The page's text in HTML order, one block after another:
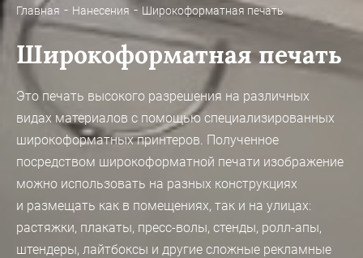
Главная Нанесения Широкоформатная печать
Широкоформатная печать
Это печать высокого разрешения на различных
видах материалов с помощью специализированных
широкоформатных принтеров. Полученное
посредством широкоформатной печати изображение
можно использовать на разных конструкциях
и размещать как в помещениях, так и на улицах:
растяжки, плакаты, пресс-волы, стенды, ролл-апы,
штендеры, лайтбоксы и другие сложные рекламные